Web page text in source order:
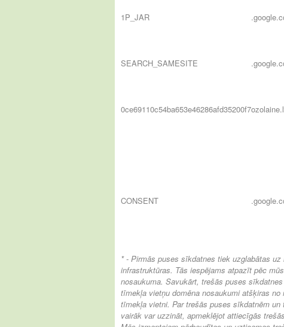
1P_JAR
SEARCH_SAMESITE
0ce69110c54ba653e46286afd35200f7
CONSENT
* - Pirmās puses sīkdatnes tiek uzglabātas
infrastruktūras. Tās iespējams atpazīt pēc
nosaukuma. Savukārt, trešās puses
tīmekļa vietņu domēna nosaukumi atšķiras
tīmekļa vietni. Par trešās puses sīkdatnēm
vairāk var uzzināt, apmeklējot attiecīgās